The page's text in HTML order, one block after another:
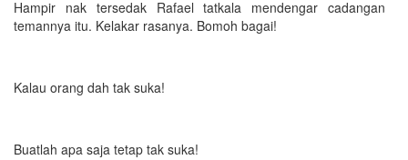
Hampir nak tersedak Rafael tatkala mendengar cadangan
temannya itu. Kelakar rasanya. Bomoh bagai!
Kalau orang dah tak suka!
Buatlah apa saja tetap tak suka!